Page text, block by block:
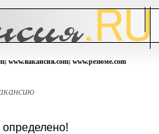
www.вакансия.com; www.резюме.com